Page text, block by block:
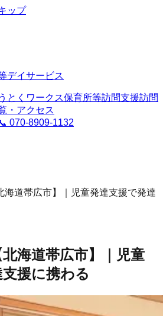
ップ
デイサービス
とくワークス保育所等訪問支援訪問
・アクセス
070-8909-1132
海道帯広市】｜児童発達支援で発達
海道帯広市】｜児童
援に携わる